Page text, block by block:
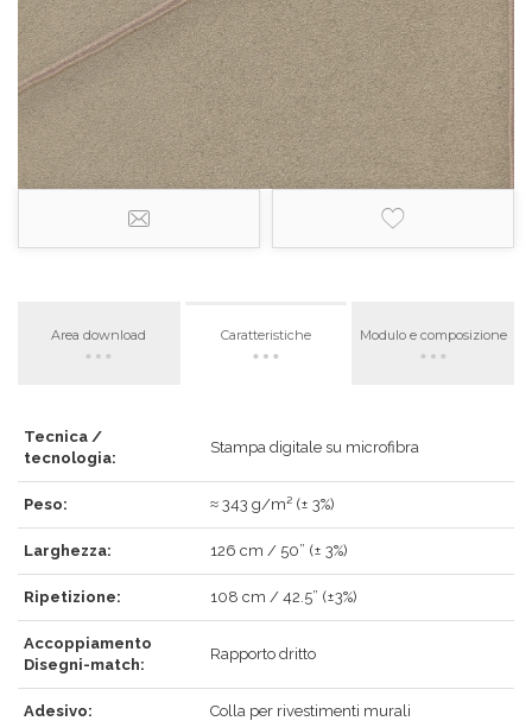
Area download Caratteristiche Modulo e composizione
Tecnica /
tecnologia:
Stampa digitale su microfibra
Peso: ≈ 343 g/m² (± 3%)
Larghezza: 126 cm / 50” (± 3%)
Ripetizione: 108 cm / 42.5” (±3%)
Accoppiamento
Disegni-match:
Rapporto dritto
Adesivo: Colla per rivestimenti murali
ACCEDI
Hai dimenticato la password?
ACCEDI
RECUPERA